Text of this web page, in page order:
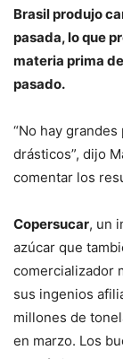
Brasil produjo
pasada, lo que
materia prima
pasado.
“No hay
drásticos”, dijo
comentar los
Copersucar, un
azúcar que
comercializador
sus ingenios
millones de
en marzo. Los